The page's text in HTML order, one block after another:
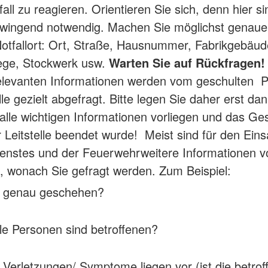
zu reagieren. Orientieren Sie sich, denn hier
notwendig. Machen Sie möglichst
Ort, Straße, Hausnummer,
Stockwerk usw. Warten Sie auf Rückfragen!
Informationen werden vom geschulten
gezielt abgefragt. Bitte legen Sie daher erst
wichtigen Informationen vorliegen und das
Leitstelle beendet wurde! Meist sind für den
und der Feuerwehrweitere Informationen
wonach Sie gefragt werden. Zum Beispiel:
geschehen?
Personen sind betroffenen?